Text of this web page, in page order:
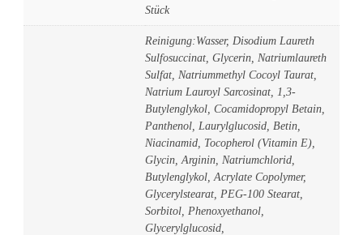
Stück
Reinigung:Wasser, Disodium Laureth
Sulfosuccinat, Glycerin, Natriumlaureth
Sulfat, Natriummethyl Cocoyl Taurat,
Natrium Lauroyl Sarcosinat, 1,3-
Butylenglykol, Cocamidopropyl Betain,
Panthenol, Laurylglucosid, Betin,
Niacinamid, Tocopherol (Vitamin E),
Glycin, Arginin, Natriumchlorid,
Butylenglykol, Acrylate Copolymer,
Glycerylstearat, PEG-100 Stearat,
Sorbitol, Phenoxyethanol,
Glycerylglucosid,